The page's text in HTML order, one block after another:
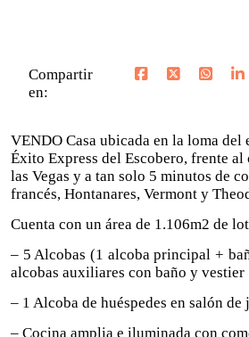
Compartir
en:
VENDO Casa ubicada en la loma del
Éxito Express del Escobero, frente al
las Vegas y a tan solo 5 minutos de
francés, Hontanares, Vermont y
Cuenta con un área de 1.106m2 de
– 5 Alcobas (1 alcoba principal +
alcobas auxiliares con baño y vestier
– 1 Alcoba de huéspedes en salón de
– Cocina amplia e iluminada con